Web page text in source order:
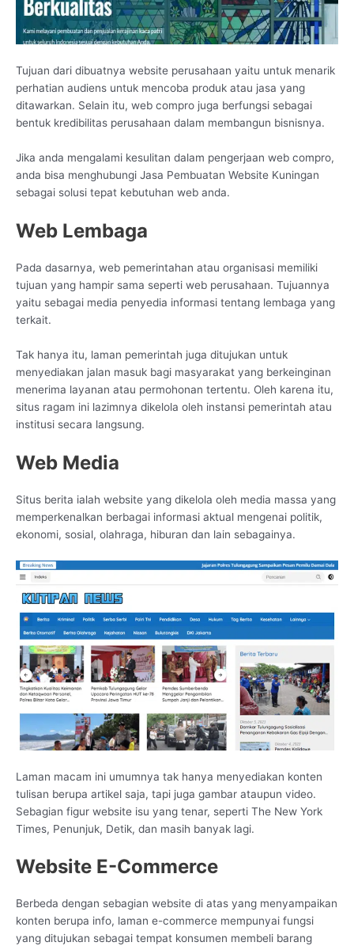
Tujuan dari dibuatnya website perusahaan yaitu untuk menarik
perhatian audiens untuk mencoba produk atau jasa yang
ditawarkan. Selain itu, web compro juga berfungsi sebagai
bentuk kredibilitas perusahaan dalam membangun bisnisnya.
Jika anda mengalami kesulitan dalam pengerjaan web compro,
anda bisa menghubungi Jasa Pembuatan Website Kuningan
sebagai solusi tepat kebutuhan web anda.
Web Lembaga
Pada dasarnya, web pemerintahan atau organisasi memiliki
tujuan yang hampir sama seperti web perusahaan. Tujuannya
yaitu sebagai media penyedia informasi tentang lembaga yang
terkait.
Tak hanya itu, laman pemerintah juga ditujukan untuk
menyediakan jalan masuk bagi masyarakat yang berkeinginan
menerima layanan atau permohonan tertentu. Oleh karena itu,
situs ragam ini lazimnya dikelola oleh instansi pemerintah atau
institusi secara langsung.
Web Media
Situs berita ialah website yang dikelola oleh media massa yang
memperkenalkan berbagai informasi aktual mengenai politik,
ekonomi, sosial, olahraga, hiburan dan lain sebagainya.
Laman macam ini umumnya tak hanya menyediakan konten
tulisan berupa artikel saja, tapi juga gambar ataupun video.
Sebagian figur website isu yang tenar, seperti The New York
Times, Penunjuk, Detik, dan masih banyak lagi.
Website E-Commerce
Berbeda dengan sebagian website di atas yang menyampaikan
konten berupa info, laman e-commerce mempunyai fungsi
yang ditujukan sebagai tempat konsumen membeli barang